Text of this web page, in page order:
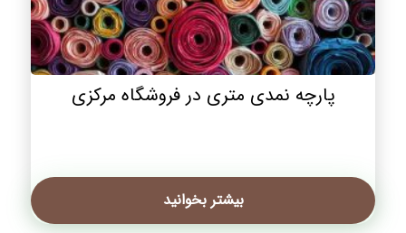
پارچه نمدی متری در فروشگاه مرکزی
بیشتر بخوانید